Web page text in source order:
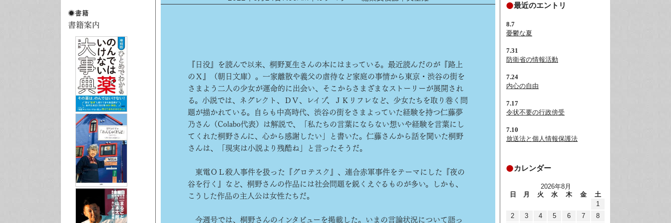
『日没』を読んで以来、桐野夏生さんの本にはまっている。最近読んだのが『路上
のＸ』（朝日文庫）。一家離散や義父の虐待など家庭の事情から東京・渋谷の街を
さまよう二人の少女が運命的に出会い、そこからさまざまなストーリーが展開され
る。小説では、ネグレクト、ＤＶ、レイプ、ＪＫリフレなど、少女たちを取り巻く問
題が描かれている。自らも中高時代、渋谷の街をさまよっていた経験を持つ仁藤夢
乃さん（Colabo代表）は解説で、「私たちの言葉にならない想いや経験を言葉にし
てくれた桐野さんに、心から感謝したい」と書いた。仁藤さんから話を聞いた桐野
さんは、「現実は小説より残酷ね」と言ったそうだ。
東電ＯＬ殺人事件を扱った『グロテスク』、連合赤軍事件をテーマにした『夜の
谷を行く』など、桐野さんの作品には社会問題を鋭くえぐるものが多い。しかも、
こうした作品の主人公は女性たちだ。
今週号では、桐野さんのインタビューを掲載した。いまの言論状況について語っ
最近のエントリ
8.7
憂鬱な夏
7.31
防衛省の情報活動
7.24
内心の自由
7.17
令状不要の行政傍受
7.10
放送法と個人情報保護法
カレンダー
2026年8月
日
月 火 水 木 金 土
1
2
3 4 5 6 7
8